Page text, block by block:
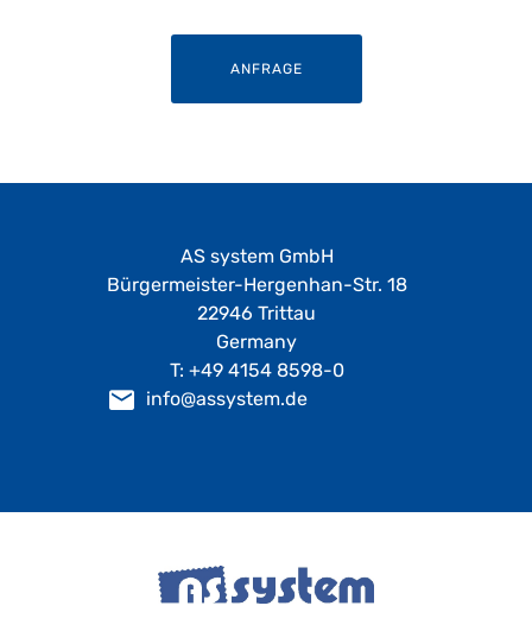
ANFRAGE
AS system GmbH
Bürgermeister-Hergenhan-Str. 18
22946 Trittau
Germany
T: +49 4154 8598-0
info@assystem.de